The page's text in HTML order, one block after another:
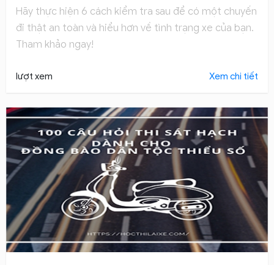
Hãy thực hiện 6 cách kiểm tra sau để có một chuyến
đi thật an toàn và hiểu hơn về tình trạng xe của bạn.
Tham khảo ngay!
lượt xem Xem chi tiết